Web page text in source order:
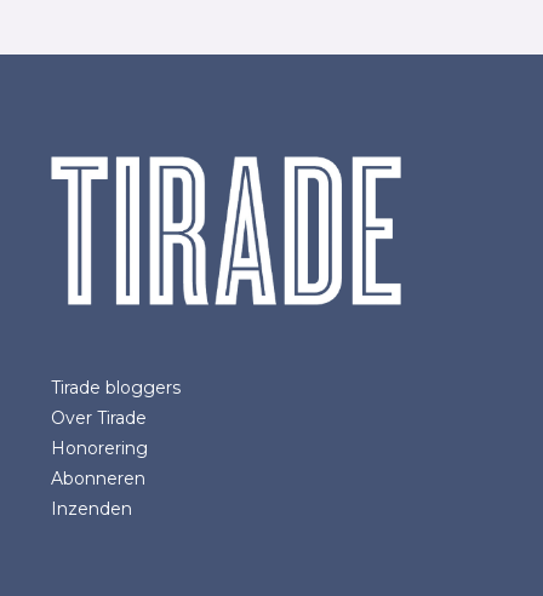
Tirade bloggers
Over Tirade
Honorering
Abonneren
Inzenden